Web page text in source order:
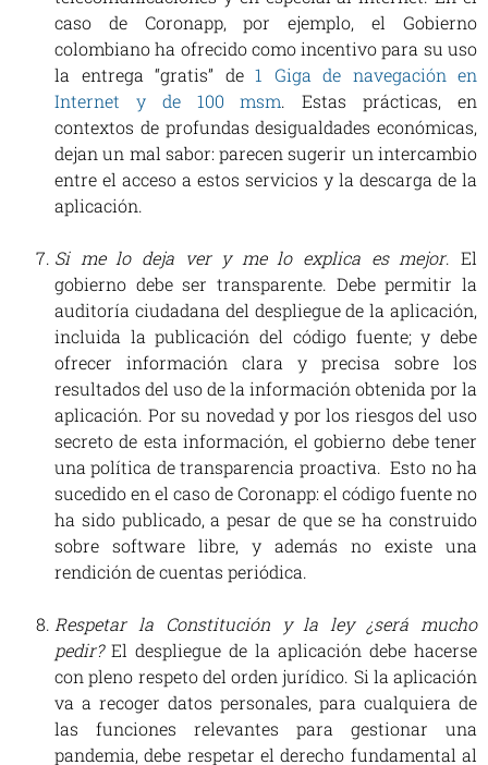
caso de Coronapp, por ejemplo, el Gobierno
colombiano ha ofrecido como incentivo para su uso
la entrega “gratis” de 1 Giga de navegación en
Internet y de 100 msm. Estas prácticas, en
contextos de profundas desigualdades económicas,
dejan un mal sabor: parecen sugerir un intercambio
entre el acceso a estos servicios y la descarga de la
aplicación.
Si me lo deja ver y me lo explica es mejor. El
gobierno debe ser transparente. Debe permitir la
auditoría ciudadana del despliegue de la aplicación,
incluida la publicación del código fuente; y debe
ofrecer información clara y precisa sobre los
resultados del uso de la información obtenida por la
aplicación. Por su novedad y por los riesgos del uso
secreto de esta información, el gobierno debe tener
una política de transparencia proactiva. Esto no ha
sucedido en el caso de Coronapp: el código fuente no
ha sido publicado, a pesar de que se ha construido
sobre software libre, y además no existe una
rendición de cuentas periódica.
Respetar la Constitución y la ley ¿será mucho
pedir?El despliegue de la aplicación debe hacerse
con pleno respeto del orden jurídico. Si la aplicación
va a recoger datos personales, para cualquiera de
las funciones relevantes para gestionar una
pandemia, debe respetar el derecho fundamental al